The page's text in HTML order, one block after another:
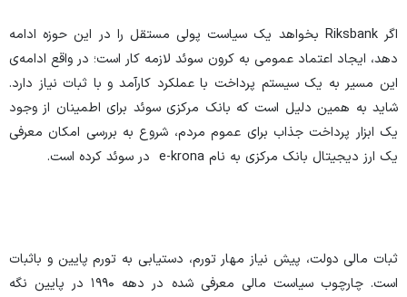
اگر Riksbank بخواهد یک سیاست پولی مستقل را در این حوزه ادامه
دهد، ایجاد اعتماد عمومی به کرون سوئد لازمه کار است؛ در واقع ادامه‌ی
این مسیر به یک سیستم پرداخت با عملکرد کارآمد و با ثبات نیاز دارد.
شاید به همین دلیل است که بانک مرکزی سوئد برای اطمینان از وجود
یک ابزار پرداخت جذاب برای عموم مردم، شروع به بررسی امکان معرفی
یک ارز دیجیتال بانک مرکزی به نام e-krona در سوئد کرده است.
ثبات مالی دولت، پیش نیاز مهار تورم، دستیابی به تورم پایین و باثبات
است. چارچوب سیاست مالی معرفی شده در دهه ۱۹۹۰ در پایین نگه